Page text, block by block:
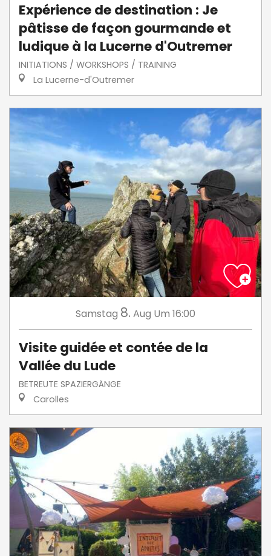
Expérience de destination : Je
pâtisse de façon gourmande et
ludique à la Lucerne d'Outremer
INITIATIONS / WORKSHOPS / TRAINING
La Lucerne-d'Outremer
Samstag 8. Aug Um 16:00
Visite guidée et contée de la
Vallée du Lude
BETREUTE SPAZIERGÄNGE
Carolles